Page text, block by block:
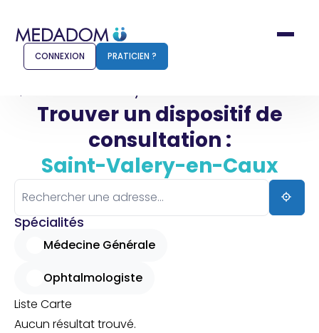
Comment ça marche ?
Pharmacien
Connexion
Praticien ?
CONNEXION PRATICIEN ?
Saint-Valery-en-Caux
Trouver un dispositif de
consultation :
Saint-Valery-en-Caux
Spécialités
Médecine Générale
Ophtalmologiste
Liste Carte
Aucun résultat trouvé.